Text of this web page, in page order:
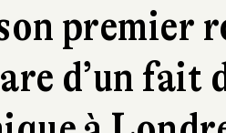
premier
d’un